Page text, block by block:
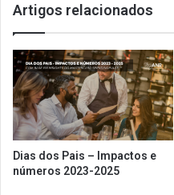
s
a
a
P
z
z
a
a
e
n
o
j
o
n
Artigos relacionados
Dias dos Pais – Impactos e
números 2023-2025